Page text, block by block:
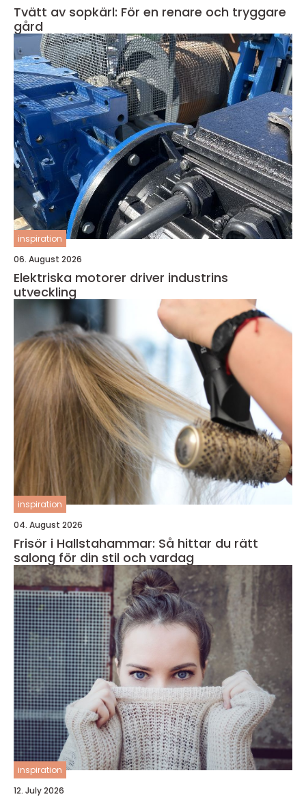
Tvätt av sopkärl: För en renare och tryggare
gård
inspiration
06. August 2026
Elektriska motorer driver industrins
utveckling
inspiration
04. August 2026
Frisör i Hallstahammar: Så hittar du rätt
salong för din stil och vardag
inspiration
12. July 2026